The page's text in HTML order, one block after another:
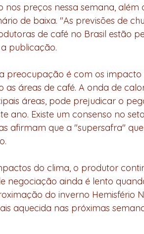
nos preços nessa semana,
de baixa. "As previsões de
de café no Brasil estão
publicação.
as áreas de café. A onda de
áreas, pode prejudicar o
ano. Existe um consenso no
afirmam que a "supersafra"
negociação ainda é lento
do inverno Hemisfério
aquecida nas próximas